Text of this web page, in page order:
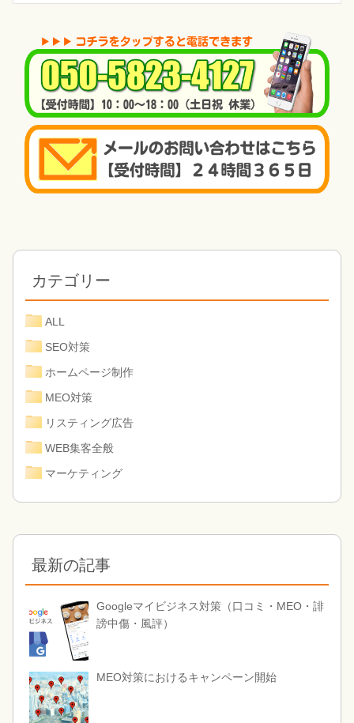
カテゴリー
ALL
SEO対策
ホームページ制作
MEO対策
リスティング広告
WEB集客全般
マーケティング
最新の記事
Googleマイビジネス対策（口コミ・MEO・誹
謗中傷・風評）
MEO対策におけるキャンペーン開始